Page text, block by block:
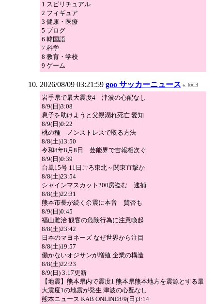
1 スピリチュアル
2 フィギュア
3 健康・医療
5 ブログ
6 韓国語
7 科学
8 教育・学校
9 ゲーム
2026/08/09 03:21:59 goo サッカーニュース
岩手県で最大震度4 津波の心配なし
8/9(日)3:08
息子を助けようと父親溺れ死亡 愛知
8/9(日)0:22
桃の種 ノンストレスで取る方法
8/8(土)13:50
令和8年8月8日 芸能界で吉報相次ぐ
8/9(日)0:39
台風15号 11日ごろ東北～関東直撃か
8/8(土)23:54
シャインマスカット200房盗む 逮捕
8/8(土)22:31
熊本市長が続く余震に本音 賛否も
8/9(日)0:45
福山雅治 観客の危険行為に注意喚起
8/8(土)23:42
日本のマヨネーズ なぜ世界から注目
8/8(土)19:57
働かないオジサンが増殖 企業の構造
8/8(土)22:23
8/9(日) 3:17更新
【地震】熊本県内で震度1 熊本県熊本地方を震源とする最
大震度1の地震が発生 津波の心配なし
熊本ニュース KAB ONLINE8/9(日)3:14